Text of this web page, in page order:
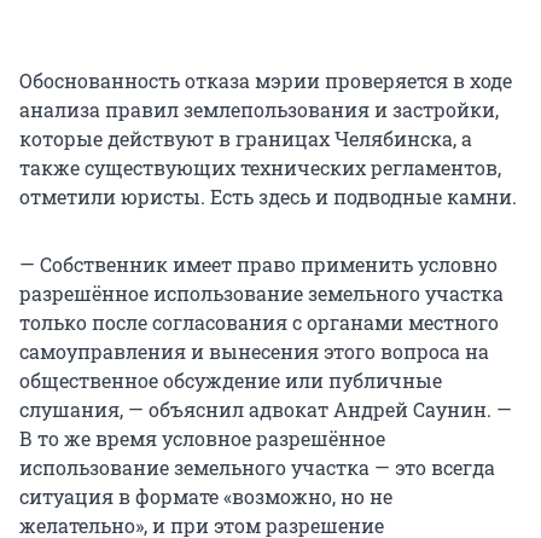
Обоснованность отказа мэрии проверяется в ходе
анализа правил землепользования и застройки,
которые действуют в границах Челябинска, а
также существующих технических регламентов,
отметили юристы. Есть здесь и подводные камни.
— Собственник имеет право применить условно
разрешённое использование земельного участка
только после согласования с органами местного
самоуправления и вынесения этого вопроса на
общественное обсуждение или публичные
слушания, — объяснил адвокат Андрей Саунин. —
В то же время условное разрешённое
использование земельного участка — это всегда
ситуация в формате «возможно, но не
желательно», и при этом разрешение